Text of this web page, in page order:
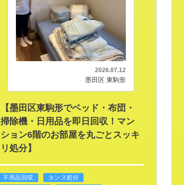
2026.07.12
墨田区 東駒形
【墨田区東駒形でベッド・布団・
掃除機・日用品を即日回収！マン
ション6階のお部屋を丸ごとスッキ
リ処分】
不用品回収
タンス処分